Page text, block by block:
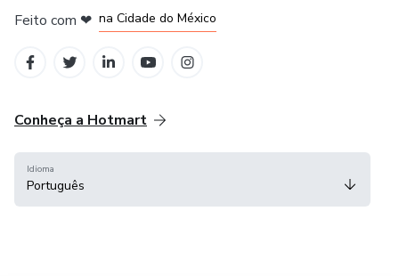
Feito com ❤ na Cidade do México
Conheça a Hotmart
Idioma
Português